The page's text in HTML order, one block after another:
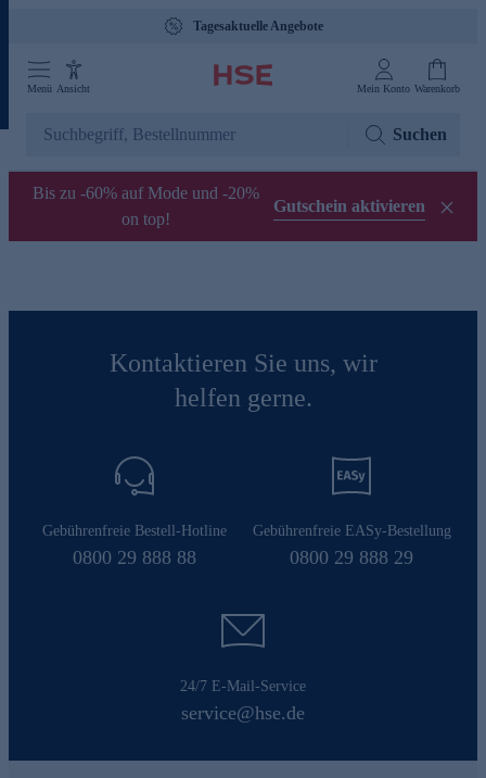
Tagesaktuelle Angebote
Menü Ansicht Mein Konto Warenkorb
Suchen
Bis zu -60% auf Mode und -20%
on top!
Gutschein aktivieren
Kontaktieren Sie uns, wir
helfen gerne.
Gebührenfreie Bestell-Hotline
0800 29 888 88
Gebührenfreie EASy-Bestellung
0800 29 888 29
24/7 E-Mail-Service
service@hse.de